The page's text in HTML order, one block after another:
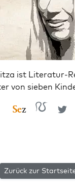
ist Literatur-
von sieben
Zurück zur